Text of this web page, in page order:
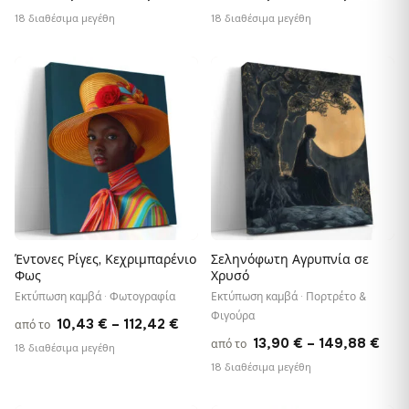
range:
through
149,88 €
18 διαθέσιμα μεγέθη 18 διαθέσιμα μεγέθη
♡
Έντονες Ρίγες, Κεχριμπαρένιο
Φως
Εκτύπωση καμβά · Φωτογραφία
από το 10,43 € – 112,42 € Price
range:
10,43 €
18 διαθέσιμα μεγέθη
♡
Σεληνόφωτη Αγρυπνία σε
Χρυσό
Εκτύπωση καμβά · Πορτρέτο &
Φιγούρα
από το 13,90 € – 149,88 €
18 διαθέσιμα μεγέθη